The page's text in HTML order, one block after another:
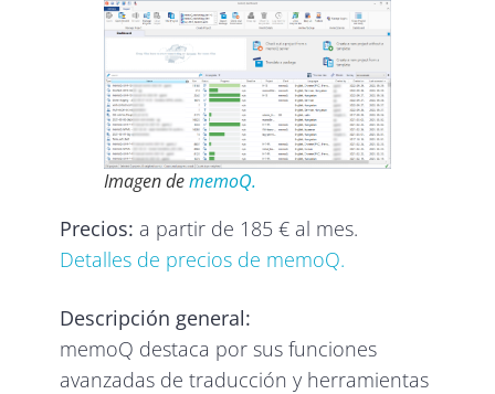
Imagen dememoQ.
Precios: a partir de 185 € al mes.
Detalles de precios de memoQ.
Descripción general:
memoQ destaca por sus funciones
avanzadas de traducción y herramientas